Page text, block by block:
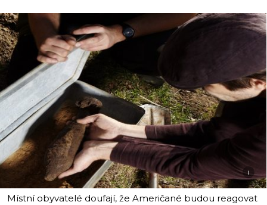
i
Místní obyvatelé doufají, že Američané budou reagovat